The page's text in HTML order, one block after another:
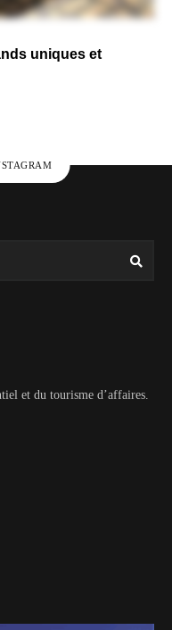
uniques et
et du tourisme d’affaires.